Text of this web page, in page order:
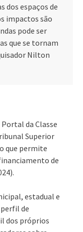
dos espaços de
impactos são
pode ser
que se tornam
Nilton
da Classe
Superior
que permite
de
estadual e
de
dos próprios